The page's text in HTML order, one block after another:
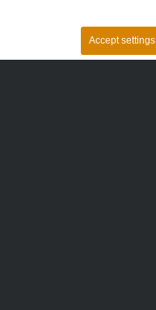
Accept settings